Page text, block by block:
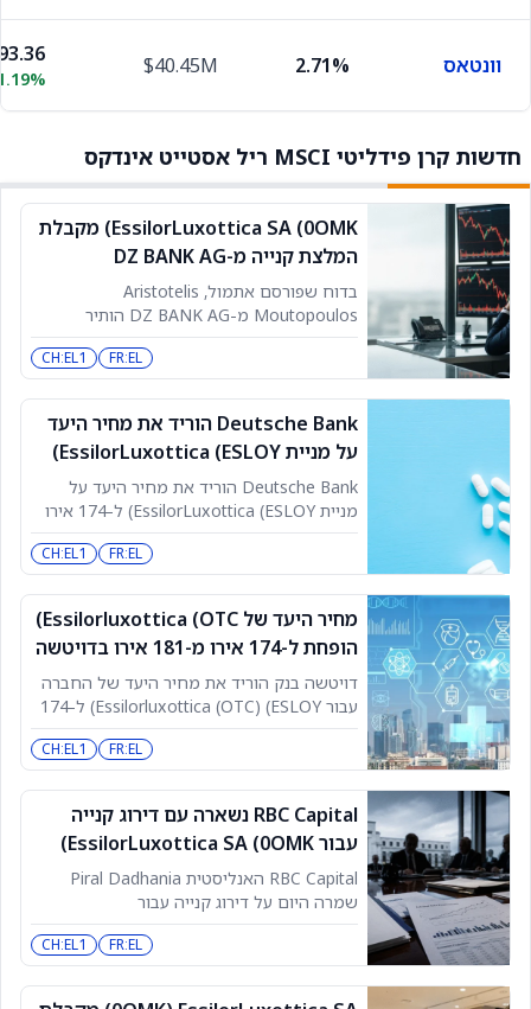
וונטאס 2.71%
$40.45M
חדשות קרן פידליטי MSCI ריל אסטייט אינדקס
EssilorLuxottica SA (0OMK) מקבלת
המלצת קנייה מ-DZ BANK AG
בדוח שפורסם אתמול, Aristotelis
Moutopoulos מ-DZ BANK AG הותיר
המלצת קנייה על EssilorLuxottica SA. מניית
החברה נסגרה ביום שני האחרון במחיר של
170.50 אירו. לפי TipRanks, Moutopoulos
ושיעור הצלחה של 56.86%. בנוסף ל-DZ
BANK AG, גם RBC Capital העניקה ל-
EssilorLuxottica SA המלצת קנייה
FR:EL
CH:EL1
Deutsche Bank הוריד את מחיר היעד
על מניית EssilorLuxottica (ESLOY)
ל-174 אירו מ-181 אירו, וממשיך להעניק
למניה דירוג החזקה.
Deutsche Bank הוריד את מחיר היעד על
מניית EssilorLuxottica (ESLOY) ל-174 אירו
מ-181 אירו, וממשיך להעניק למניה דירוג
FR:EL
CH:EL1
מחיר היעד של Essilorluxottica (OTC)
הופחת ל-174 אירו מ-181 אירו בדויטשה
בנק
דויטשה בנק הוריד את מחיר היעד של החברה
עבור Essilorluxottica (OTC) (ESLOY) ל-174
אירו מ-181 אירו, והותיר את דירוג המניה על
החזק. פורסם לראשונה ב-TheFly – מקור מידע
סופי לחדשות פיננסיות מתפרצות בזמן אמת
המובילות המומלצות על ידי אנליסטים >>
קראו עוד
FR:EL
CH:EL1
RBC Capital נשארה עם דירוג קנייה
עבור EssilorLuxottica SA (0OMK)
RBC Capital האנליסטית Piral Dadhania
שמרה היום על דירוג קנייה עבור
EssilorLuxottica SA וקבעה מחיר יעד של
230.00 אירו. לפי TipRanks, דדהניה היא
אנליסטית עם תשואה ממוצעת של -7.8%
FR:EL
CH:EL1